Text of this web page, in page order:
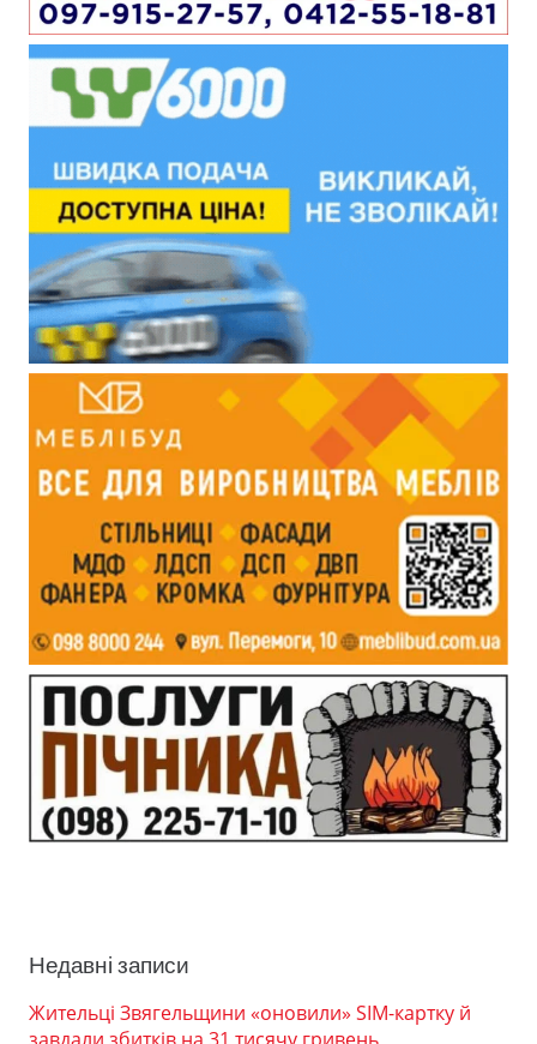
Недавні записи
Жительці Звягельщини «оновили» SIM-картку й